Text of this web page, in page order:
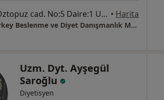
Ulus mah. Öztopuz cad. No:5 Daire:1 Ulus, İstanbul • Harita
Eat Clean Turkey Beslenme ve Diyet Danışmanlık Merkezi (DİYET)
Uzm. Dyt. Ayşegül
Saroğlu
Diyetisyen